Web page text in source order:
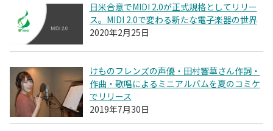
日米合意でMIDI 2.0が正式規格としてリリー
ス。MIDI 2.0で変わる新たな電子楽器の世界
2020年2月25日
けものフレンズの声優・田村響華さん作詞・
作曲・歌唱によるミニアルバムを夏のコミケ
でリリース
2019年7月30日